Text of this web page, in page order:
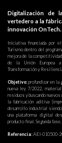
Digitalización de
vertedero a la
innovación OnTech.
Iniciativa financiada por
Turismo dentro del
mejora de la
de la Unión Europea a
Transformación y
Objetivo:profundizar en la
nueva ley 7/2022,
residuos y buscando
la fabricación aditiva
desarrollo industrial
una plataforma digital
producto final. Segunda fase.
Referencia:AEI-010500-